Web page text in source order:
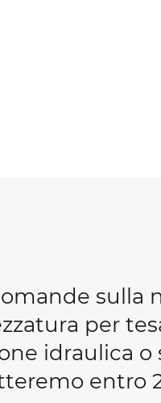
sulla
per
idraulica o
entro